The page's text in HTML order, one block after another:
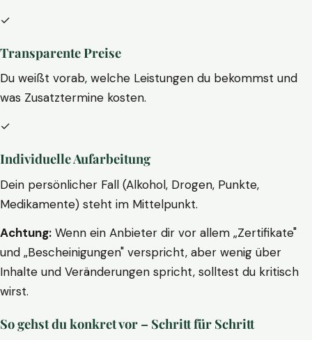
✓
Transparente Preise
Du weißt vorab, welche Leistungen du bekommst und
was Zusatztermine kosten.
✓
Individuelle Aufarbeitung
Dein persönlicher Fall (Alkohol, Drogen, Punkte,
Medikamente) steht im Mittelpunkt.
Achtung: Wenn ein Anbieter dir vor allem „Zertifikate"
und „Bescheinigungen" verspricht, aber wenig über
Inhalte und Veränderungen spricht, solltest du kritisch
wirst.
So gehst du konkret vor – Schritt für Schritt